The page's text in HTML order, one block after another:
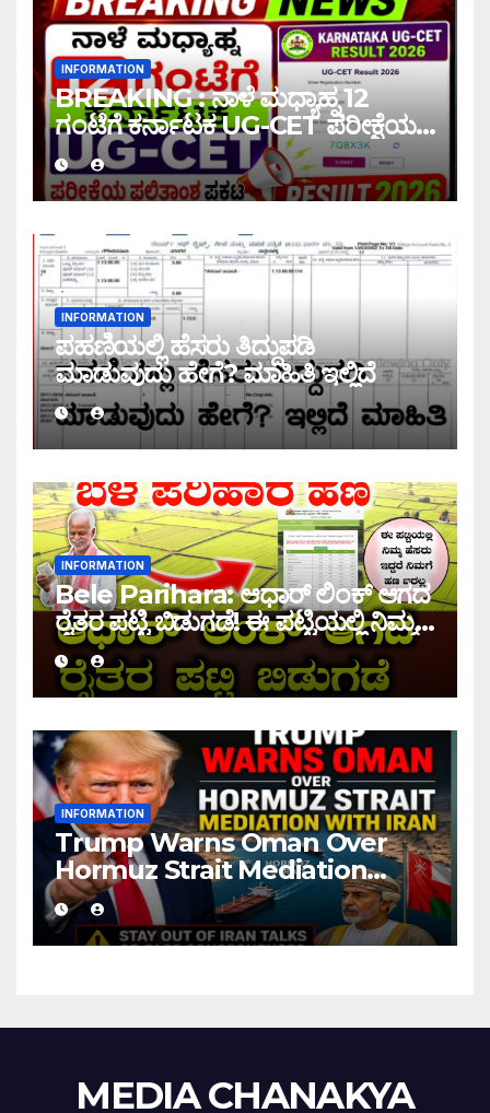
INFORMATION
BREAKING : ನಾಳೆ ಮಧ್ಯಾಹ್ನ 12
ಗಂಟೆಗೆ ಕರ್ನಾಟಕ UG-CET ಪರೀಕ್ಷೆಯ
ಫಲಿತಾಂಶ ಪ್ರಕಟ |UG-CET Result
2026
INFORMATION
ಪಹಣಿಯಲ್ಲಿ ಹೆಸರು ತಿದ್ದುಪಡಿ
ಮಾಡುವುದು ಹೇಗೆ? ಮಾಹಿತಿ ಇಲ್ಲಿದೆ
INFORMATION
Bele Parihara: ಆಧಾರ್ ಲಿಂಕ್ ಆಗದ
ರೈತರ ಪಟ್ಟಿ ಬಿಡುಗಡೆ! ಈ ಪಟ್ಟಿಯಲ್ಲಿ ನಿಮ್ಮ
ಹೆಸರು ಇದ್ದರೆ ನಿಮಗೆ ಹಣ ಜಮಾ ಆಗಲ್ಲ !
INFORMATION
Trump Warns Oman Over
Hormuz Strait Mediation
With Iran
MEDIA CHANAKYA